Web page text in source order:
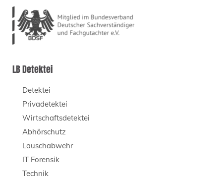
LB Detektei
Detektei
Privadetektei
Wirtschaftsdetektei
Abhörschutz
Lauschabwehr
IT Forensik
Technik